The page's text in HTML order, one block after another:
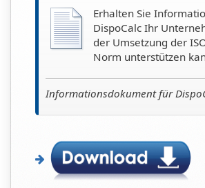
Erhalten Sie
DispoCalc Ihr
der Umsetzung der
Norm unterstützen
Informationsdokument für